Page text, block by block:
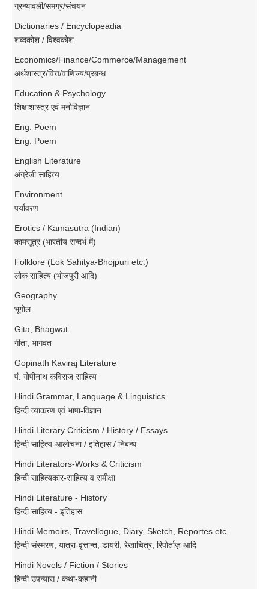
ग्रन्थावली/समग्र/संचयन
Dictionaries / Encyclopeadia
शब्दकोश / विश्वकोश
Economics/Finance/Commerce/Management
अर्थशास्त्र/वित्त/वाणिज्य/प्रबन्ध
Education & Psychology
शिक्षाशास्त्र एवं मनोविज्ञान
Eng. Poem
Eng. Poem
English Literature
अंग्रेजी साहित्य
Environment
पर्यावरण
Erotics / Kamasutra (Indian)
कामसूत्र (भारतीय सन्दर्भ में)
Folklore (Lok Sahitya-Bhojpuri etc.)
लोक साहित्य (भोजपुरी आदि)
Geography
भूगोल
Gita, Bhagwat
गीता, भागवत
Gopinath Kaviraj Literature
पं. गोपीनाथ कविराज साहित्य
Hindi Grammar, Language & Linguistics
हिन्दी व्याकरण एवं भाषा-विज्ञान
Hindi Literary Criticism / History / Essays
हिन्दी साहित्य-आलोचना / इतिहास / निबन्ध
Hindi Literators-Works & Criticism
हिन्दी साहित्यकार-साहित्य व समीक्षा
Hindi Literature - History
हिन्दी साहित्य - इतिहास
Hindi Memoirs, Travellogue, Diary, Sketch, Reportes etc.
हिन्दी संस्मरण, यात्रा-वृत्तान्त, डायरी, रेखाचित्र, रिपोर्ताज़ आदि
Hindi Novels / Fiction / Stories
हिन्दी उपन्यास / कथा-कहानी